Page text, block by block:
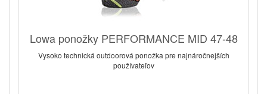
Lowa ponožky PERFORMANCE MID 47-48
Vysoko technická outdoorová ponožka pre najnáročnejších
používateľov